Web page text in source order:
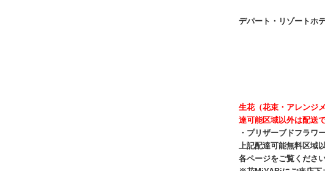
デパート・リゾートホ
生花（花束・アレンジ
達可能区域以外は配送
・プリザーブドフラワ
上記配達可能無料区域
各ページをご覧くださ